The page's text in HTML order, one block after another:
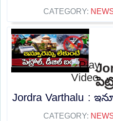
CATEGORY:
Jordra Varthalu :
CATEGORY: